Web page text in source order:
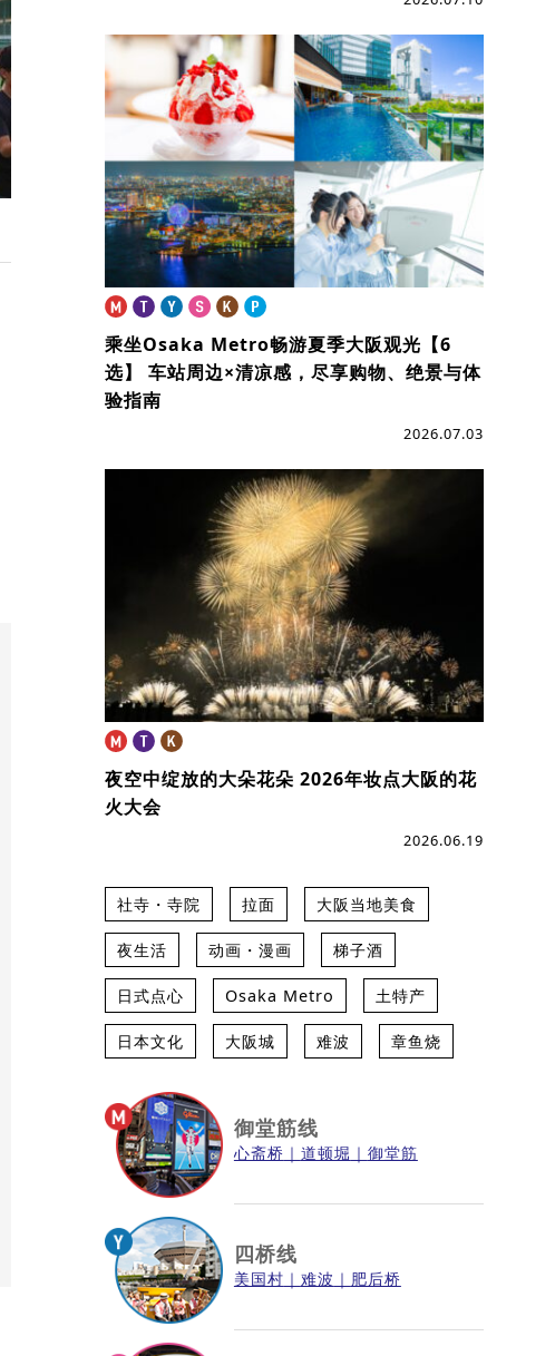
乘坐Osaka Metro畅游夏季大阪观光【6
选】
车站周边×清凉感，尽享购物、绝景与体
验指南
2026.07.03
夜空中绽放的大朵花朵2026年妆点大阪的花
火大会
2026.06.19
社寺・寺院 拉面 大阪当地美食
夜生活 动画・漫画 梯子酒
日式点心 Osaka Metro 土特产
日本文化 大阪城 难波 章鱼烧
御堂筋线
心斋桥 道顿堀 御堂筋
四桥线
美国村 难波 肥后桥